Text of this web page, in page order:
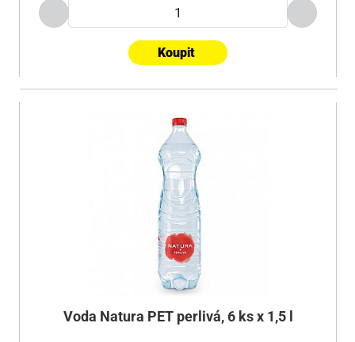
Koupit
Voda Natura PET perlivá, 6 ks x 1,5 l